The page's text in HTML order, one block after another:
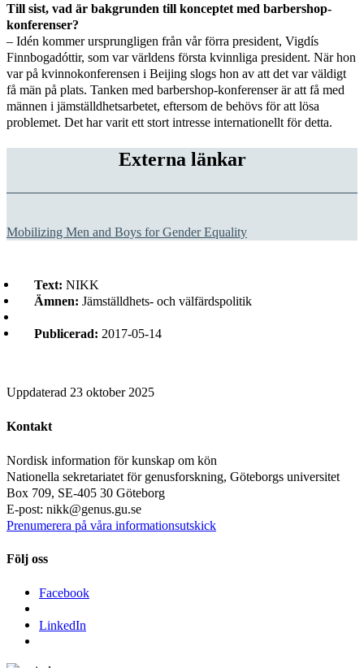
Till sist, vad är bakgrunden till konceptet med barbershop-
konferenser?
– Idén kommer ursprungligen från vår förra president, Vigdís
Finnbogadóttir, som var världens första kvinnliga president. När hon
var på kvinnokonferensen i Beijing slogs hon av att det var väldigt
få män på plats. Tanken med barbershop-konferenser är att få med
männen i jämställdhetsarbetet, eftersom de behövs för att lösa
problemet. Det har varit ett stort intresse internationellt för detta.
Externa länkar
Mobilizing Men and Boys for Gender Equality
Text: NIKK
Ämnen: Jämställdhets- och välfärdspolitik
Publicerad: 2017-05-14
Uppdaterad 23 oktober 2025
Kontakt
Nordisk information för kunskap om kön
Nationella sekretariatet för genusforskning, Göteborgs universitet
Box 709, SE-405 30 Göteborg
E-post: nikk@genus.gu.se
Prenumerera på våra informationsutskick
Följ oss
Facebook
LinkedIn